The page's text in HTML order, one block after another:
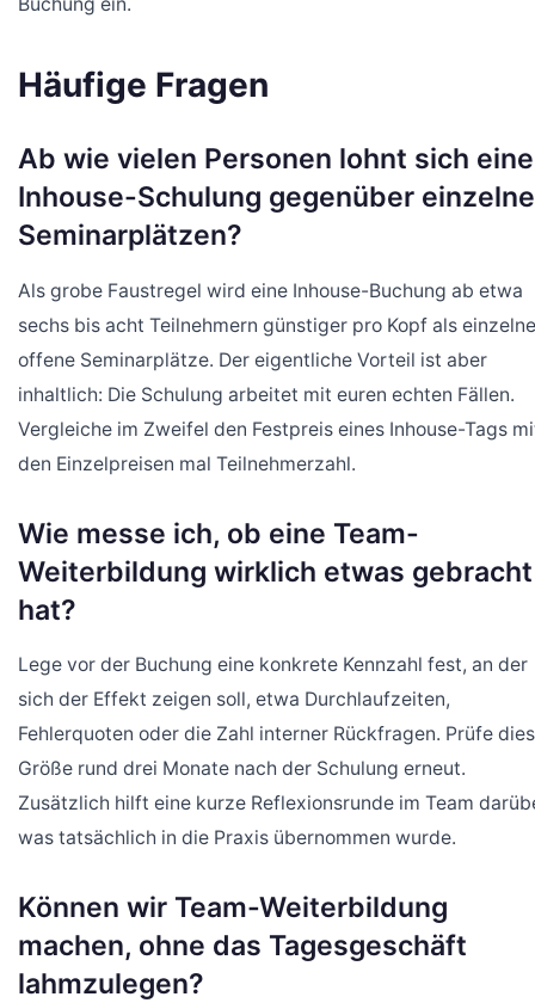
Häufige Fragen
Ab wie vielen Personen lohnt sich eine
Inhouse-Schulung gegenüber
Seminarplätzen?
Als grobe Faustregel wird eine Inhouse-Buchung ab etwa
sechs bis acht Teilnehmern günstiger pro Kopf als einzelne
offene Seminarplätze. Der eigentliche Vorteil ist aber
inhaltlich: Die Schulung arbeitet mit euren echten Fällen.
Vergleiche im Zweifel den Festpreis eines Inhouse-Tags
den Einzelpreisen mal Teilnehmerzahl.
Wie messe ich, ob eine Team-
Weiterbildung wirklich etwas gebracht
hat?
Lege vor der Buchung eine konkrete Kennzahl fest, an der
sich der Effekt zeigen soll, etwa Durchlaufzeiten,
Fehlerquoten oder die Zahl interner Rückfragen. Prüfe
Größe rund drei Monate nach der Schulung erneut.
Zusätzlich hilft eine kurze Reflexionsrunde im Team
was tatsächlich in die Praxis übernommen wurde.
Können wir Team-Weiterbildung
machen, ohne das Tagesgeschäft
lahmzulegen?